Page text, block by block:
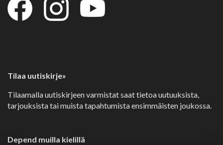
Tilaa uutiskirje»
Tilaamalla uutiskirjeen varmistat saat tietoa uutuuksista,
tarjouksista tai muista tapahtumista ensimmäisten joukossa.
Depend muilla kielillä